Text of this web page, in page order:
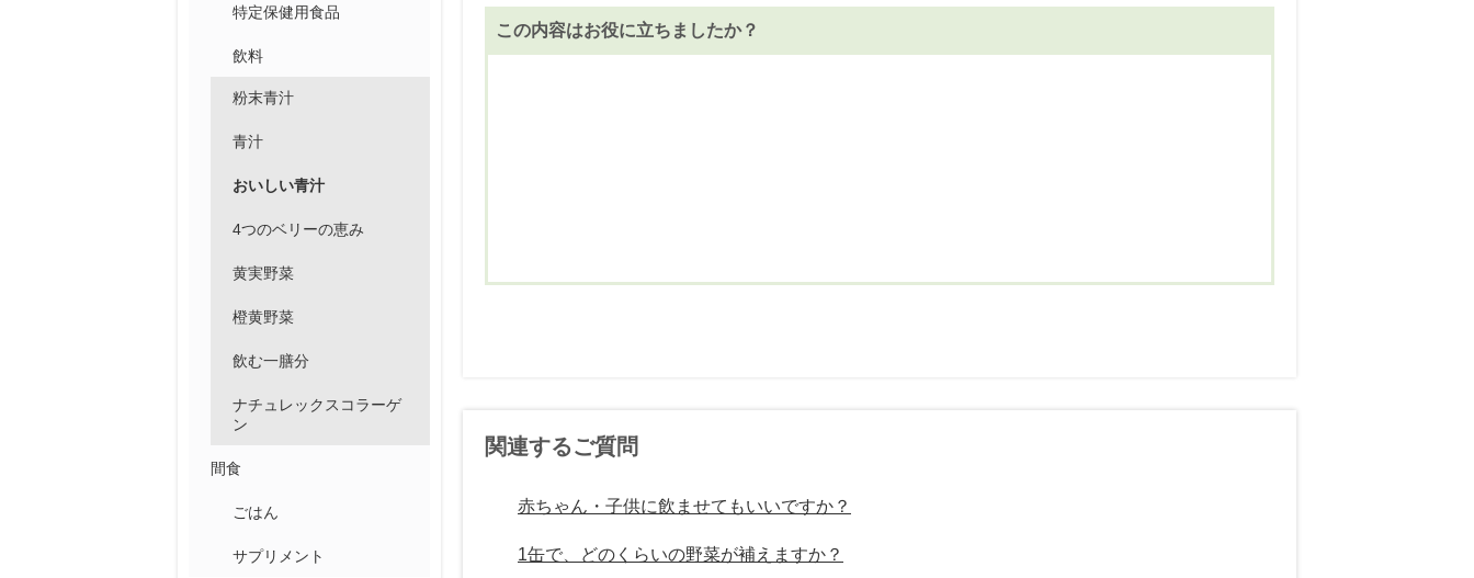
特定保健用食品
飲料
粉末青汁
青汁
おいしい青汁
4つのベリーの恵み
黄実野菜
橙黄野菜
飲む一膳分
ナチュレックスコラーゲ
ン
間食
ごはん
サプリメント
この内容はお役に立ちましたか？
関連するご質問
赤ちゃん・子供に飲ませてもいいですか？
1缶で、どのくらいの野菜が補えますか？